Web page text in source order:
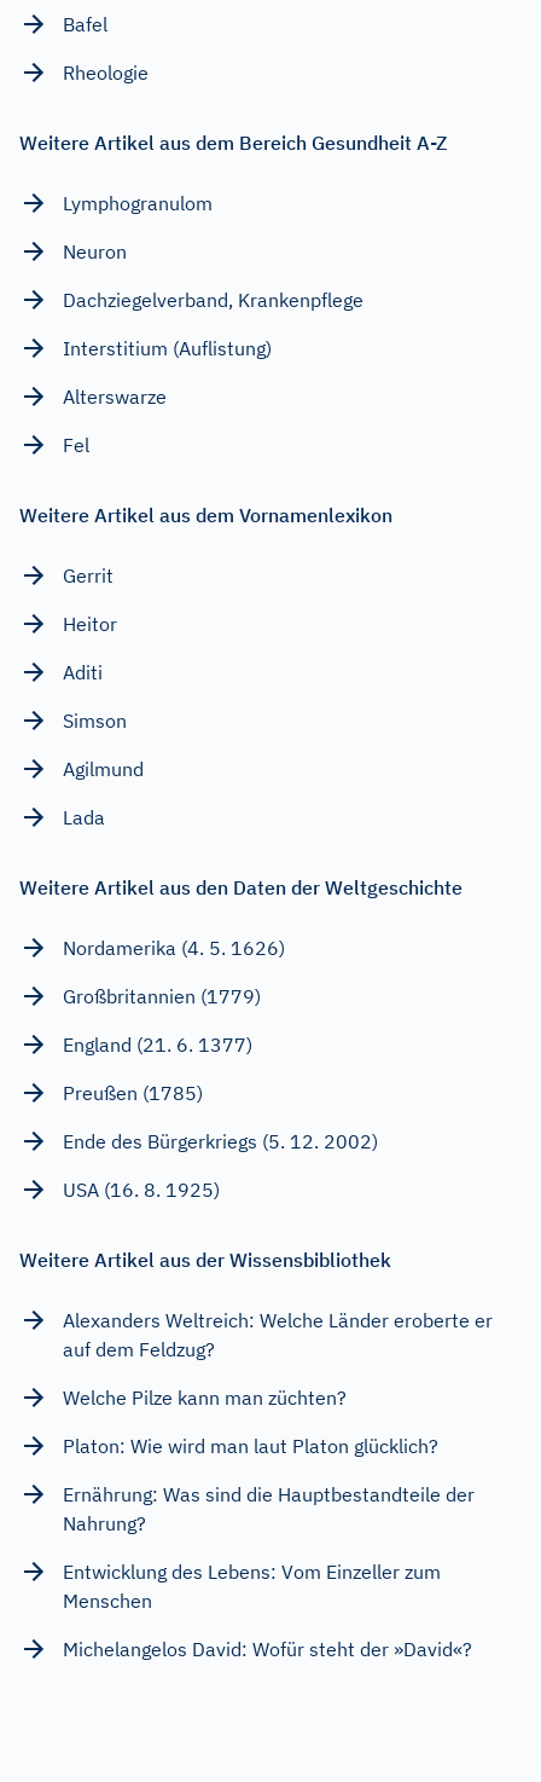
Bafel
Rheologie
Weitere Artikel aus dem Bereich Gesundheit A-Z
Lymphogranulom
Neuron
Dachziegelverband, Krankenpflege
Interstitium (Auflistung)
Alterswarze
Fel
Weitere Artikel aus dem Vornamenlexikon
Gerrit
Heitor
Aditi
Simson
Agilmund
Lada
Weitere Artikel aus den Daten der Weltgeschichte
Nordamerika (4. 5. 1626)
Großbritannien (1779)
England (21. 6. 1377)
Preußen (1785)
Ende des Bürgerkriegs (5. 12. 2002)
USA (16. 8. 1925)
Weitere Artikel aus der Wissensbibliothek
Alexanders Weltreich: Welche Länder eroberte er
auf dem Feldzug?
Welche Pilze kann man züchten?
Platon: Wie wird man laut Platon glücklich?
Ernährung: Was sind die Hauptbestandteile der
Nahrung?
Entwicklung des Lebens: Vom Einzeller zum
Menschen
Michelangelos David: Wofür steht der »David«?